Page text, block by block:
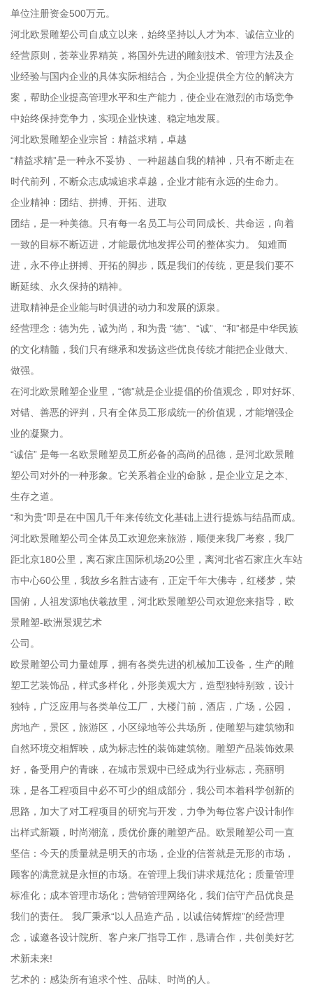
单位注册资金500万元。
河北欧景雕塑公司自成立以来，始终坚持以人才为本、诚信立业的
经营原则，荟萃业界精英，将国外先进的雕刻技术、管理方法及企
业经验与国内企业的具体实际相结合，为企业提供全方位的解决方
案，帮助企业提高管理水平和生产能力，使企业在激烈的市场竞争
中始终保持竞争力，实现企业快速、稳定地发展。
河北欧景雕塑企业宗旨：精益求精，卓越
“精益求精”是一种永不妥协 、一种超越自我的精神，只有不断走在
时代前列，不断众志成城追求卓越，企业才能有永远的生命力。
企业精神：团结、拼搏、开拓、进取
团结，是一种美德。只有每一名员工与公司同成长、共命运，向着
一致的目标不断迈进，才能最优地发挥公司的整体实力。 知难而
进，永不停止拼搏、开拓的脚步，既是我们的传统，更是我们要不
断延续、永久保持的精神。
进取精神是企业能与时俱进的动力和发展的源泉。
经营理念：德为先，诚为尚，和为贵 “德”、“诚”、“和”都是中华民族
的文化精髓，我们只有继承和发扬这些优良传统才能把企业做大、
做强。
在河北欧景雕塑企业里，“德”就是企业提倡的价值观念，即对好坏、
对错、善恶的评判，只有全体员工形成统一的价值观，才能增强企
业的凝聚力。
“诚信” 是每一名欧景雕塑员工所必备的高尚的品德，是河北欧景雕
塑公司对外的一种形象。它关系着企业的命脉，是企业立足之本、
生存之道。
“和为贵”即是在中国几千年来传统文化基础上进行提炼与结晶而成。
河北欧景雕塑公司全体员工欢迎您来旅游，顺便来我厂考察，我厂
距北京180公里，离石家庄国际机场20公里，离河北省石家庄火车站
市中心60公里，我故乡名胜古迹有，正定千年大佛寺，红楼梦，荣
国俯，人祖发源地伏羲故里，河北欧景雕塑公司欢迎您来指导，欧
景雕塑-欧洲景观艺术
公司。
欧景雕塑公司力量雄厚，拥有各类先进的机械加工设备，生产的雕
塑工艺装饰品，样式多样化，外形美观大方，造型独特别致，设计
独特，广泛应用与各类单位工厂，大楼门前，酒店，广场，公园，
房地产，景区，旅游区，小区绿地等公共场所，使雕塑与建筑物和
自然环境交相辉映，成为标志性的装饰建筑物。雕塑产品装饰效果
好，备受用户的青睐，在城市景观中已经成为行业标志，亮丽明
珠，是各工程项目中必不可少的组成部分，我公司本着科学创新的
思路，加大了对工程项目的研究与开发，力争为每位客户设计制作
出样式新颖，时尚潮流，质优价廉的雕塑产品。欧景雕塑公司一直
坚信：今天的质量就是明天的市场，企业的信誉就是无形的市场，
顾客的满意就是永恒的市场。在管理上我们讲求规范化；质量管理
标准化；成本管理市场化；营销管理网络化，我们信守产品优良是
我们的责任。 我厂秉承“以人品造产品，以诚信铸辉煌”的经营理
念，诚邀各设计院所、客户来厂指导工作，恳请合作，共创美好艺
术新未来!
艺术的：感染所有追求个性、品味、时尚的人。